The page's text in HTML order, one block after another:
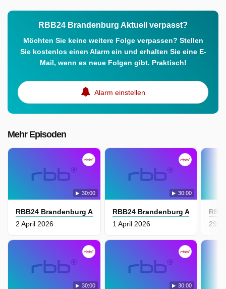
RBB24 Brandenburg Aktuell verpasst?
Möchten Sie keine weitere Folge verpassen? Stellen
Sie kostenlos einen Alarm ein und erhalten Sie eine E-
Mail, wenn es neue Folgen gibt. Praktisch!
Alarm einstellen
Mehr Episoden
30:00
RBB24 Brandenburg Aktuell
2 April 2026
30:00
RBB24 Brandenburg Aktuell
1 April 2026
30:00 30:00
29